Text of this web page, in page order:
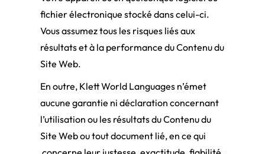
fichier électronique stocké dans celui-ci.
Vous assumez tous les risques liés aux
résultats et à la performance du Contenu du
Site Web.
En outre, Klett World Languages n’émet
aucune garantie ni déclaration concernant
l’utilisation ou les résultats du Contenu du
Site Web ou tout document lié, en ce qui